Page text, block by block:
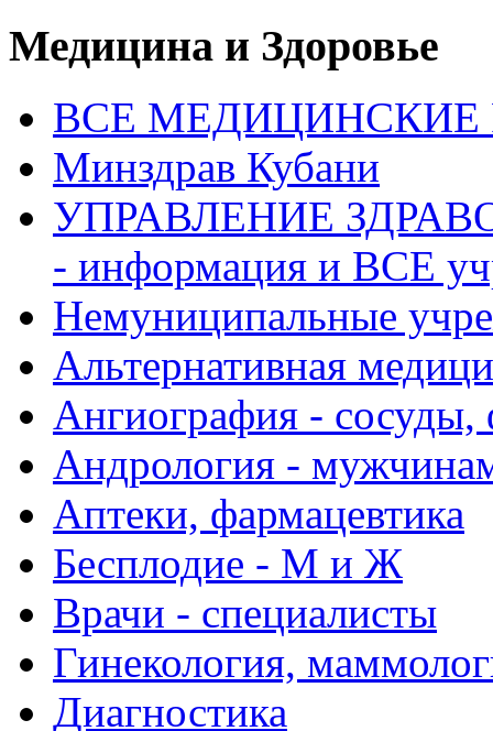
Медицина и Здоровье
ВСЕ МЕДИЦИНСКИЕ
Минздрав Кубани
УПРАВЛЕНИЕ
- информация и ВСЕ
Немуниципальные
Альтернативная
Ангиография - сосуды,
Андрология -
Аптеки, фармацевтика
Бесплодие - М и Ж
Врачи - специалисты
Гинекология,
Диагностика